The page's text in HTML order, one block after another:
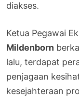
diakses.
Ketua Pegawai
Mildenborn
lalu, terdapat
penjagaan
kesejahteraan